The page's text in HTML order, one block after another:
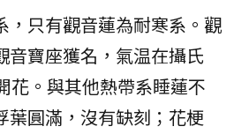
，只有觀音蓮為耐寒系。觀
音寶座獲名，氣温在攝氏
花。與其他熱帶系睡蓮不
葉圓滿，沒有缺刻；花梗